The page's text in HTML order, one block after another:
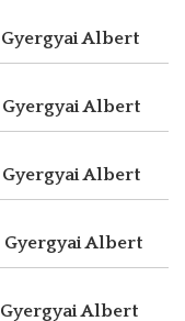
Gyergyai Albert
Gyergyai Albert
Gyergyai Albert
Gyergyai Albert
Gyergyai Albert